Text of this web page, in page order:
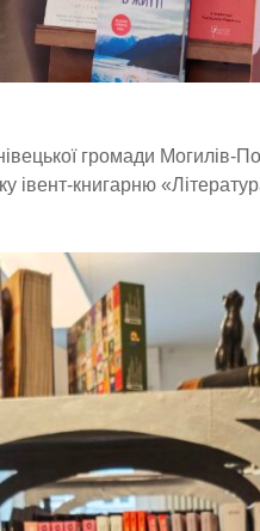
громади Могилів-
івент-книгарню